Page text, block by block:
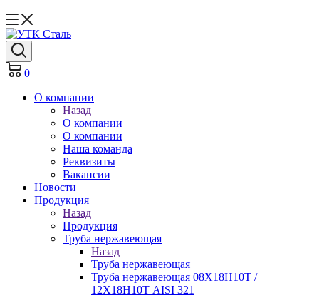
0
О компании
Назад
О компании
О компании
Наша команда
Реквизиты
Вакансии
Новости
Продукция
Назад
Продукция
Труба нержавеющая
Назад
Труба нержавеющая
Труба нержавеющая 08Х18Н10Т /
12Х18Н10Т AISI 321